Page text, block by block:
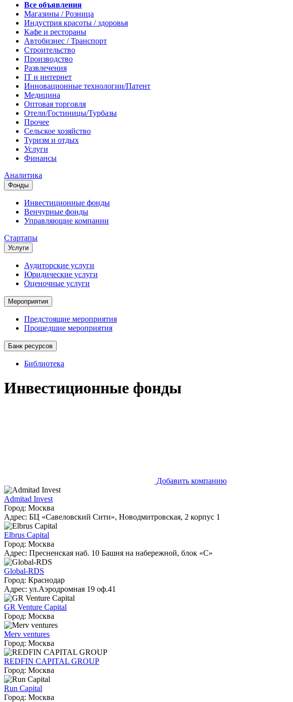
Все объявления
Магазины / Розница
Индустрия красоты / здоровья
Кафе и рестораны
Автобизнес / Транспорт
Строительство
Производство
Развлечения
IT и интернет
Инновационные технологии/Патент
Медицина
Оптовая торговля
Отели/Гостиницы/Турбазы
Прочее
Сельское хозяйство
Туризм и отдых
Услуги
Финансы
Аналитика
Фонды
Инвестиционные фонды
Венчурные фонды
Управляющие компании
Стартапы
Услуги
Аудиторские услуги
Юридические услуги
Оценочные услуги
Мероприятия
Предстоящие мероприятия
Прошедшие мероприятия
Банк ресурсов
Библиотека
Инвестиционные фонды
Добавить компанию
Admitad Invest
Город: Москва
Адрес: БЦ «Савеловский Сити», Новодмитровская, 2 корпус 1
Elbrus Capital
Город: Москва
Адрес: Пресненская наб. 10 Башня на набережной, блок «С»
Global-RDS
Город: Краснодар
Адрес: ул.Аэродромная 19 оф.41
GR Venture Capital
Город: Москва
Merv ventures
Город: Москва
REDFIN CAPITAL GROUP
Город: Москва
Run Capital
Город: Москва